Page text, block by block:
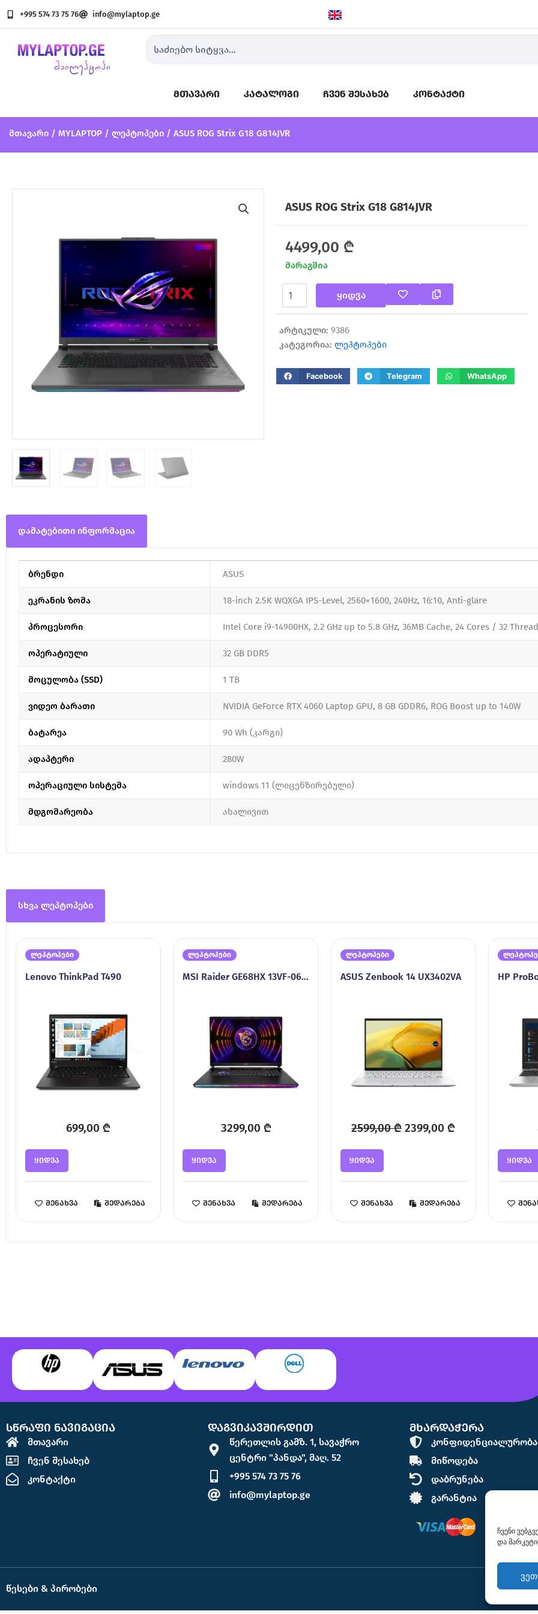
ჩვენი
და
ASUS ROG Strix G18 G814JVR
Skip
+995 574 73 75 76 info@mylaptop.ge
მთავარი კატალოგი ჩვენ შესახებ კონტაქტი
მთავარი / MYLAPTOP / ლეპტოპები / ASUS ROG Strix G18 G814JVR
ASUS ROG Strix G18 G814JVR
4499,00 ₾
მარაგშია
ASUS
ROG
Strix
G18
G814JVR
ყიდვა
არტიკული:9386
კატეგორია: ლეპტოპები
Facebook Telegram WhatsApp
დამატებითი ინფორმაცია
ბრენდი ASUS
ეკრანის ზომა 18-inch 2.5K WQXGA IPS-Level, 2560×1600, 240Hz, 16:10, Anti-glare
პროცესორი Intel Core i9-14900HX, 2.2 GHz up to 5.8 GHz, 36MB Cache, 24 Cores / 32
ოპერატიული 32 GB DDR5
მოცულობა (SSD) 1 TB
ვიდეო ბარათი NVIDIA GeForce RTX 4060 Laptop GPU, 8 GB GDDR6, ROG Boost up to 140W
ბატარეა 90 Wh (კარგი)
ადაპტერი 280W
ოპერაციული სისტემა windows 11 (ლიცენზირებული)
მდგომარეობა ახალივით
სხვა ლეპტოპები
ლეპტოპები
Lenovo ThinkPad T490
699,00₾
ყიდვა
შენახვა შედარება
ლეპტოპები
MSI Raider GE68HX 13VF-062US
3299,00 ₾
ყიდვა
შენახვა შედარება
ლეპტოპები
ASUS Zenbook 14 UX3402VA
2599,00₾Original
2599,00 ₾.
2399,00₾Current
2399,00 ₾.
ყიდვა
შენახვა შედარება
HP
ყიდვა
სწრაფი ნავიგაცია
მთავარი
ჩვენ შესახებ
კონტაქტი
დაგვიკავშირდით
წერეთლის გამზ. 1, სავაჭრო
ცენტრი "პანდა", მაღ. 52
+995 574 73 75 76
info@mylaptop.ge
მხარდაჭერა
კონფიდენციალურობა
მიწოდება
დაბრუნება
გარანტია
წესები & პირობები